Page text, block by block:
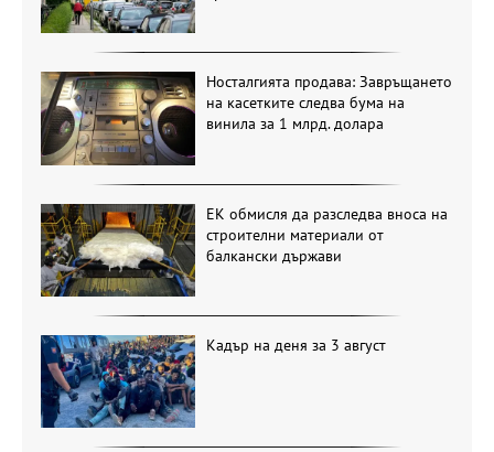
Носталгията продава: Завръщането
на касетките следва бума на
винила за 1 млрд. долара
ЕК обмисля да разследва вноса на
строителни материали от
балкански държави
Кадър на деня за 3 август